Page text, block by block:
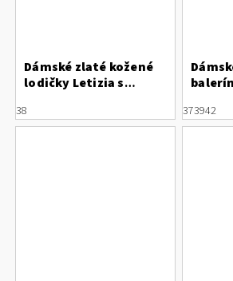
Dámské zlaté kožené
lodičky Letizia s
ozdobou
38 373942